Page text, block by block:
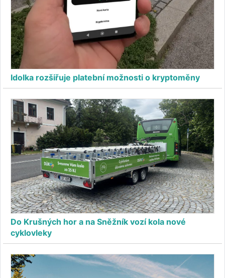
Idolka rozšiřuje platební možnosti o kryptoměny
Do Krušných hor a na Sněžník vozí kola nové
cyklovleky